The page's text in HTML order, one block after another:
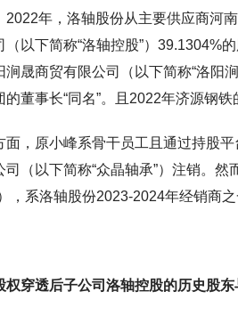
2022年，洛轴股份从主要供应商河
（以下简称“洛轴控股”）39.1304%
涧晟商贸有限公司（以下简称“洛阳
的董事长“同名”。且2022年济源钢
面，原小峰系骨干员工且通过持股
司（以下简称“众晶轴承”）注销。
，系洛轴股份2023-2024年经销商
权穿透后子公司洛轴控股的历史股